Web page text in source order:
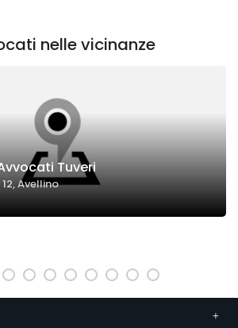
nelle vicinanze
Tuveri
Avellino